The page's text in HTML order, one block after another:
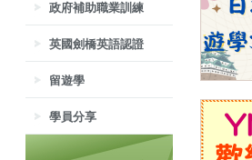
政府補助職業訓練
英國劍橋英語認證
留遊學
學員分享